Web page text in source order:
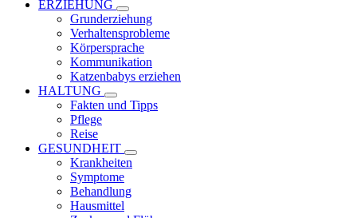
ERZIEHUNG
Grunderziehung
Verhaltensprobleme
Körpersprache
Kommunikation
Katzenbabys erziehen
HALTUNG
Fakten und Tipps
Pflege
Reise
GESUNDHEIT
Krankheiten
Symptome
Behandlung
Hausmittel